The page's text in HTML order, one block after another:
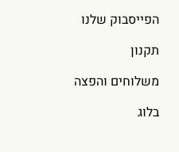
הפייסבוק שלנו
תקנון
משלוחים והפצה
בלוג